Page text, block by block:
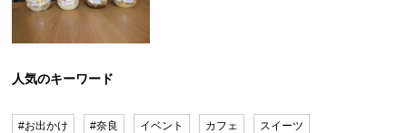
人気のキーワード
#お出かけ #奈良 イベント カフェ スイーツ